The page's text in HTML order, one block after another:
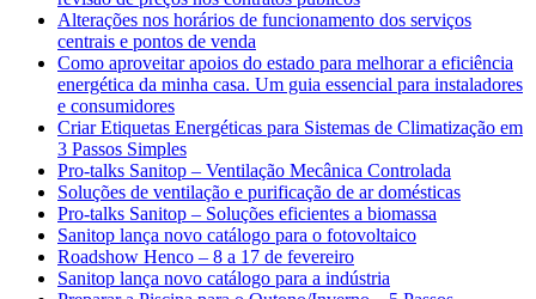
Alterações nos horários de funcionamento dos serviços
centrais e pontos de venda
Como aproveitar apoios do estado para melhorar a eficiência
energética da minha casa. Um guia essencial para instaladores
e consumidores
Criar Etiquetas Energéticas para Sistemas de Climatização em
3 Passos Simples
Pro-talks Sanitop – Ventilação Mecânica Controlada
Soluções de ventilação e purificação de ar domésticas
Pro-talks Sanitop – Soluções eficientes a biomassa
Sanitop lança novo catálogo para o fotovoltaico
Roadshow Henco – 8 a 17 de fevereiro
Sanitop lança novo catálogo para a indústria